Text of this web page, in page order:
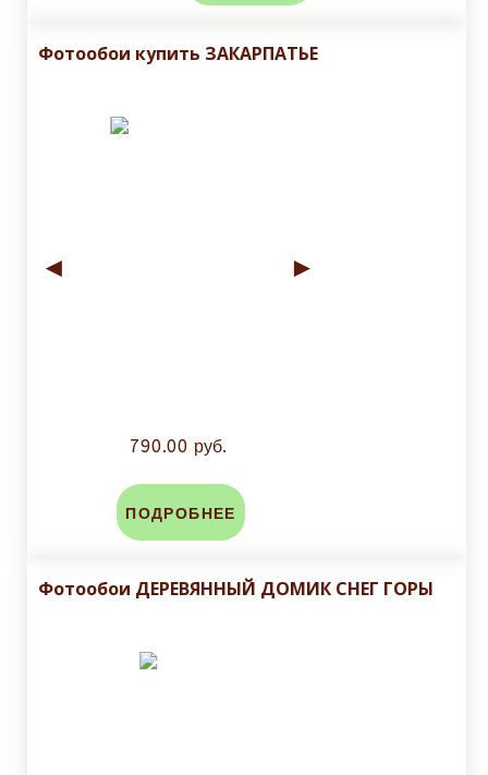
Фотообои купить ЗАКАРПАТЬЕ
◄ ►
790.00 руб.
ПОДРОБНЕЕ
Фотообои ДЕРЕВЯННЫЙ ДОМИК СНЕГ ГОРЫ